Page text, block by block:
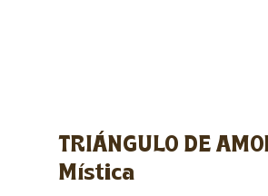
TRIÁNGULO DE
Mística